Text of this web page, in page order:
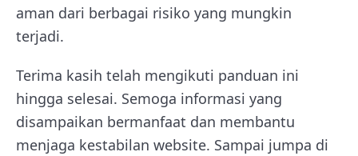
aman dari berbagai risiko yang mungkin
terjadi.
Terima kasih telah mengikuti panduan ini
hingga selesai. Semoga informasi yang
disampaikan bermanfaat dan membantu
menjaga kestabilan website. Sampai jumpa di